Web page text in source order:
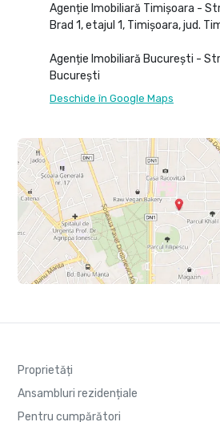
Agenție Imobiliară Timișoara -
Brad 1, etajul 1, Timișoara, jud.
Agenție Imobiliară București -
București
Deschide în Google Maps
Proprietăți
Ansambluri rezidențiale
Pentru cumpărători